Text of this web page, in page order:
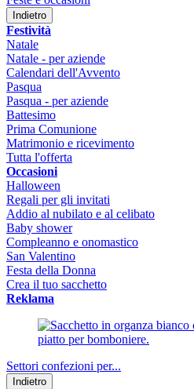
Indietro
Festività
Natale
Natale - per aziende
Calendari dell'Avvento
Pasqua
Pasqua - per aziende
Battesimo
Prima Comunione
Matrimonio e ricevimento
Tutta l'offerta
Occasioni
Halloween
Regali per gli invitati
Addio al nubilato e al celibato
Baby shower
Compleanno e onomastico
San Valentino
Festa della Donna
Crea il tuo sacchetto
Reklama
Settori confezioni per...
Indietro